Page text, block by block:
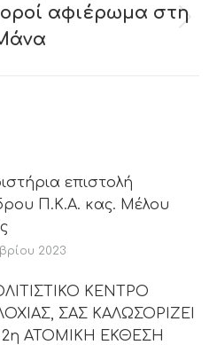
post:
αφιέρωμα στη
επιστολή
Π.Κ.Α. κας. Μέλου
2023
ΚΕΝΤΡΟ
ΣΑΣ ΚΑΛΩΣΟΡΙΖΕΙ
ΑΤΟΜΙΚΗ ΕΚΘΕΣΗ